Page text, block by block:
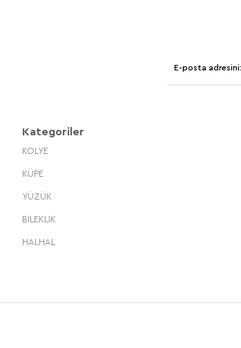
Kategoriler
KOLYE
KÜPE
YÜZÜK
BİLEKLİK
HALHAL